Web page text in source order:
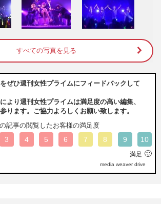
すべての写真を見る
ぜひ週刊女性プライムにフィードバックして
より週刊女性プライムは満足度の高い編集、
ります。ご協力よろしくお願い致します。
記事の閲覧したお客様の満足度
3 4 5 6 7 8 9 10
満足 🙂
media weaver drive